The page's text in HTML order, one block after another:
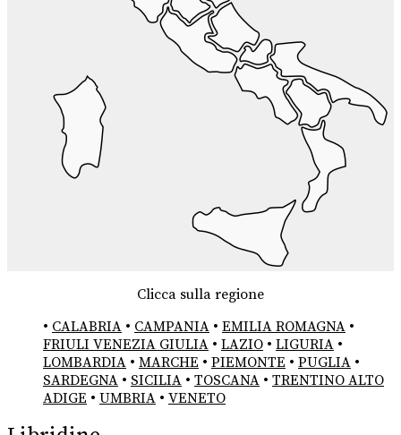
Clicca sulla regione
• CALABRIA • CAMPANIA • EMILIA ROMAGNA •
FRIULI VENEZIA GIULIA • LAZIO • LIGURIA •
LOMBARDIA • MARCHE • PIEMONTE • PUGLIA •
SARDEGNA • SICILIA • TOSCANA • TRENTINO ALTO
ADIGE • UMBRIA • VENETO